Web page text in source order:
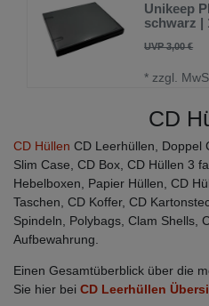
Unikeep
schwarz |
UVP 3,00 €
*zzgl.
CD
CD Hüllen CD Leerhüllen, Doppel
Slim Case, CD Box, CD Hüllen 3
Hebelboxen, Papier Hüllen, CD
Taschen, CD Koffer, CD
Spindeln, Polybags, Clam Shells,
Aufbewahrung.
Einen Gesamtüberblick über die
Sie hier bei CD Leerhüllen